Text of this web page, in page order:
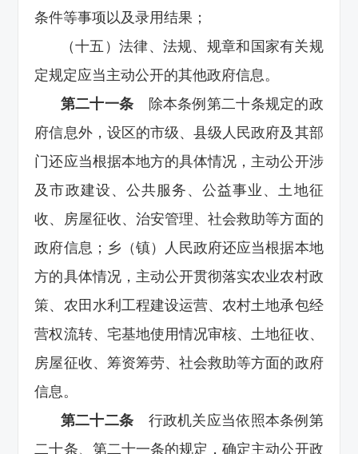
条件等事项以及录用结果；
（十五）法律、法规、规章和国家有关规
定规定应当主动公开的其他政府信息。
第二十一条 除本条例第二十条规定的政
府信息外，设区的市级、县级人民政府及其部
门还应当根据本地方的具体情况，主动公开涉
及市政建设、公共服务、公益事业、土地征
收、房屋征收、治安管理、社会救助等方面的
政府信息；乡（镇）人民政府还应当根据本地
方的具体情况，主动公开贯彻落实农业农村政
策、农田水利工程建设运营、农村土地承包经
营权流转、宅基地使用情况审核、土地征收、
房屋征收、筹资筹劳、社会救助等方面的政府
信息。
第二十二条 行政机关应当依照本条例第
二十条、第二十一条的规定，确定主动公开政